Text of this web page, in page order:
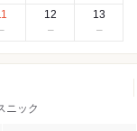
12 13
ニック